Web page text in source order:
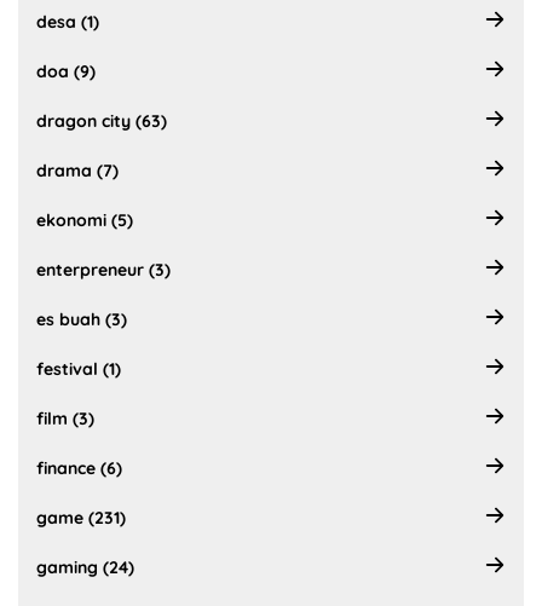
desa (1)
doa (9)
dragon city (63)
drama (7)
ekonomi (5)
enterpreneur (3)
es buah (3)
festival (1)
film (3)
finance (6)
game (231)
gaming (24)